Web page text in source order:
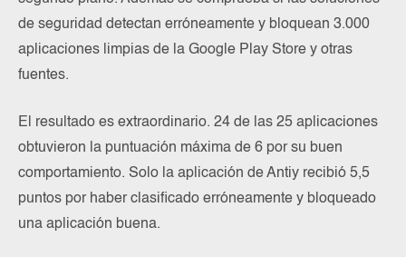
de seguridad detectan erróneamente y bloquean 3.000
aplicaciones limpias de la Google Play Store y otras
fuentes.
El resultado es extraordinario. 24 de las 25 aplicaciones
obtuvieron la puntuación máxima de 6 por su buen
comportamiento. Solo la aplicación de Antiy recibió 5,5
puntos por haber clasificado erróneamente y bloqueado
una aplicación buena.